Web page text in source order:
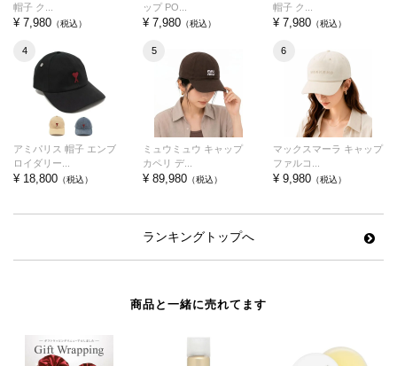
帽子 ク...
¥ 7,980 （税込）
ップ PO...
¥ 7,980 （税込）
帽子 ク...
¥ 7,980（税込）
4
アミパリス 帽子 エンブ
ロイダリー...
¥ 18,800 （税込）
5
ミュウミュウ キャップ
カペリ デ...
¥ 89,980 （税込）
6
マックスマーラ キャップ
ファルコ...
¥ 9,980（税込）
ランキングトップへ
商品と一緒に売れてます